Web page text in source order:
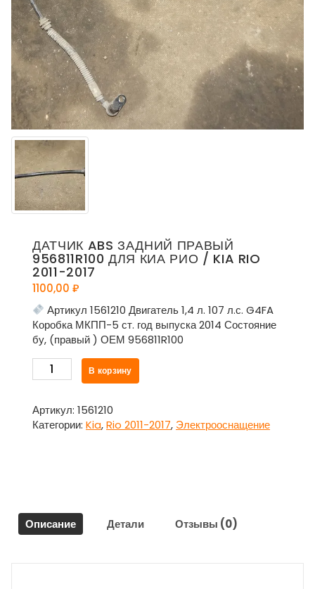
ДАТЧИК ABS ЗАДНИЙ ПРАВЫЙ
956811R100 ДЛЯ КИА РИО / KIA RIO
2011-2017
1100,00 ₽
Артикул 1561210 Двигатель 1,4 л. 107 л.с. G4FA
Коробка МКПП-5 ст. год выпуска 2014 Состояние
бу, (правый ) ОЕМ 956811R100
Количество
товара
ABS
задний
/
Kia
В корзину
Артикул: 1561210
Категории: Kia,Rio 2011-2017, Электрооснащение
Описание Детали Отзывы (0)